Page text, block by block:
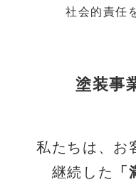
社会的責任
塗装事
私たちは、お
継続した
「